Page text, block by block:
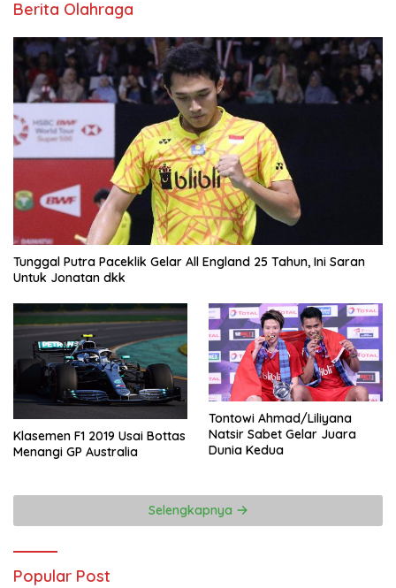
Berita Olahraga
Tunggal Putra Paceklik Gelar All England 25 Tahun, Ini Saran
Untuk Jonatan dkk
Klasemen F1 2019 Usai Bottas
Menangi GP Australia
Tontowi Ahmad/Liliyana
Natsir Sabet Gelar Juara
Dunia Kedua
Selengkapnya
Popular Post